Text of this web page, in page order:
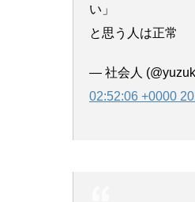
い」
と思う人は正常
— 社会人
02:52:06 +0000